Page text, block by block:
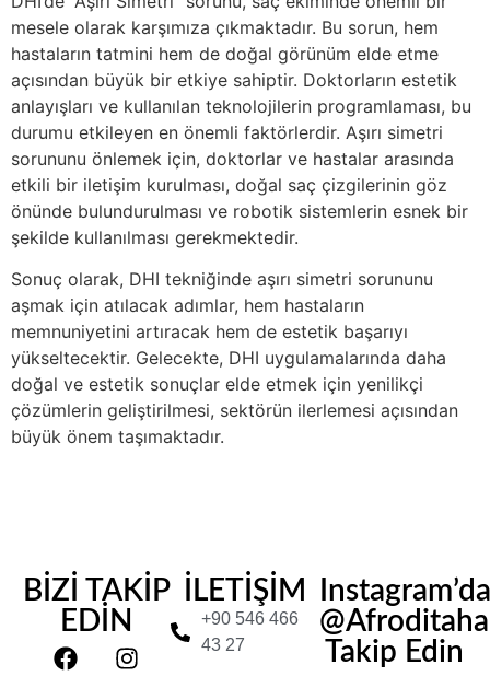
mesele olarak karşımıza çıkmaktadır. Bu sorun, hem
hastaların tatmini hem de doğal görünüm elde etme
açısından büyük bir etkiye sahiptir. Doktorların estetik
anlayışları ve kullanılan teknolojilerin programlaması, bu
durumu etkileyen en önemli faktörlerdir. Aşırı simetri
sorununu önlemek için, doktorlar ve hastalar arasında
etkili bir iletişim kurulması, doğal saç çizgilerinin göz
önünde bulundurulması ve robotik sistemlerin esnek bir
şekilde kullanılması gerekmektedir.
Sonuç olarak, DHI tekniğinde aşırı simetri sorununu
aşmak için atılacak adımlar, hem hastaların
memnuniyetini artıracak hem de estetik başarıyı
yükseltecektir. Gelecekte, DHI uygulamalarında daha
doğal ve estetik sonuçlar elde etmek için yenilikçi
çözümlerin geliştirilmesi, sektörün ilerlemesi açısından
büyük önem taşımaktadır.
BİZİ TAKİP
EDİN
İLETİŞİM
+90 546 466
43 27
Instagram’da
Takip Edin